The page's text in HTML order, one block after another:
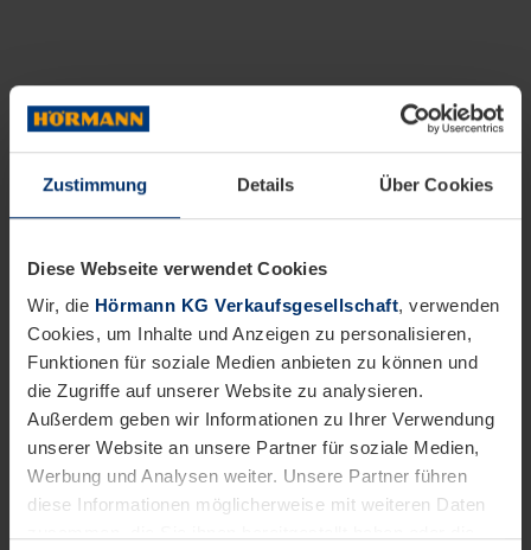
Zustimmung Details Über Cookies
Diese Webseite verwendet Cookies
Wir, die Hörmann KG Verkaufsgesellschaft, verwenden
Cookies, um Inhalte und Anzeigen zu personalisieren,
Funktionen für soziale Medien anbieten zu können und
die Zugriffe auf unserer Website zu analysieren.
Außerdem geben wir Informationen zu Ihrer Verwendung
unserer Website an unsere Partner für soziale Medien,
Werbung und Analysen weiter. Unsere Partner führen
diese Informationen möglicherweise mit weiteren Daten